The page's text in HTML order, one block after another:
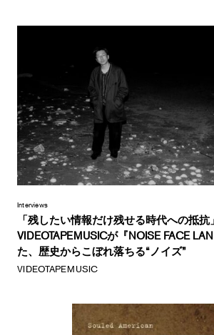
Interviews
「残したい情報だけ残せる時代への抵抗」
VIDEOTAPEMUSICが『NOISE FACE
た、歴史からこぼれ落ちる“ノイズ”
VIDEOTAPEMUSIC